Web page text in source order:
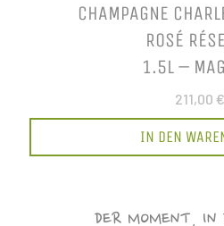
CHAMPAGNE
ROSÉ
1.5L –
211,00 €
IN DEN
DER MOMENT, IN